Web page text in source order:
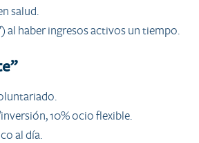
salud.
al haber ingresos activos un tiempo.
10% ocio flexible.
al día.